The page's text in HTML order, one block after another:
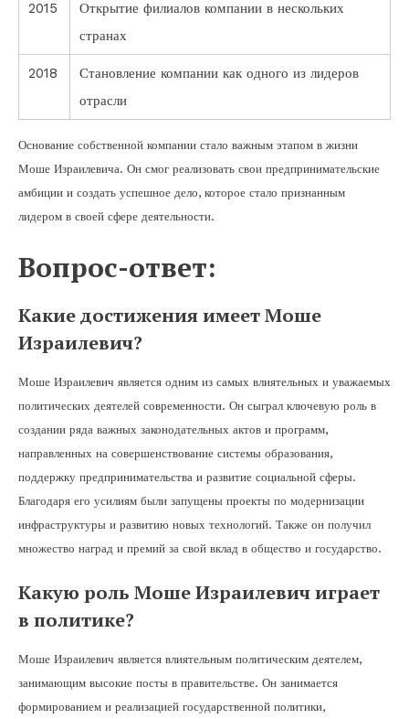
2015
Открытие филиалов компании в нескольких
странах
2018
Становление компании как одного из лидеров
отрасли
Основание собственной компании стало важным этапом в жизни
Моше Израилевича. Он смог реализовать свои предпринимательские
амбиции и создать успешное дело, которое стало признанным
лидером в своей сфере деятельности.
Вопрос-ответ:
Какие достижения имеет Моше
Израилевич?
Моше Израилевич является одним из самых влиятельных и уважаемых
политических деятелей современности. Он сыграл ключевую роль в
создании ряда важных законодательных актов и программ,
направленных на совершенствование системы образования,
поддержку предпринимательства и развитие социальной сферы.
Благодаря его усилиям были запущены проекты по модернизации
инфраструктуры и развитию новых технологий. Также он получил
множество наград и премий за свой вклад в общество и государство.
Какую роль Моше Израилевич играет
в политике?
Моше Израилевич является влиятельным политическим деятелем,
занимающим высокие посты в правительстве. Он занимается
формированием и реализацией государственной политики,